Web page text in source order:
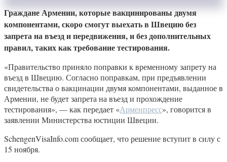
Граждане Армении, которые вакцинированы двумя
компонентами, скоро смогут выехать в Швецию без
запрета на въезд и передвижения, и без дополнительных
правил, таких как требование тестирования.
«Правительство приняло поправки к временному запрету на
въезд в Швецию. Согласно поправкам, при предъявлении
свидетельства о вакцинации двумя компонентами, выданное в
Армении, не будет запрета на въезд и прохождение
тестирования», — как передает «Арменпресс», говорится в
заявлении Министерства юстиции Швеции.
SchengenVisaInfo.com сообщает, что решение вступит в силу с
15 ноября.